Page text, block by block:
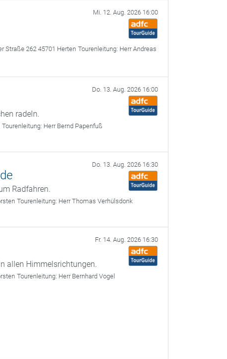
Mi. 12. Aug. 2026 16:00
Straße 262 45701 Herten Tourenleitung: Herr Andreas
Do. 13. Aug. 2026 16:00
radeln.
Tourenleitung: Herr Bernd Papenfuß
Do. 13. Aug. 2026 16:30
Radfahren.
Tourenleitung: Herr Thomas Verhülsdonk
Fr. 14. Aug. 2026 16:30
allen Himmelsrichtungen.
Tourenleitung: Herr Bernhard Vogel